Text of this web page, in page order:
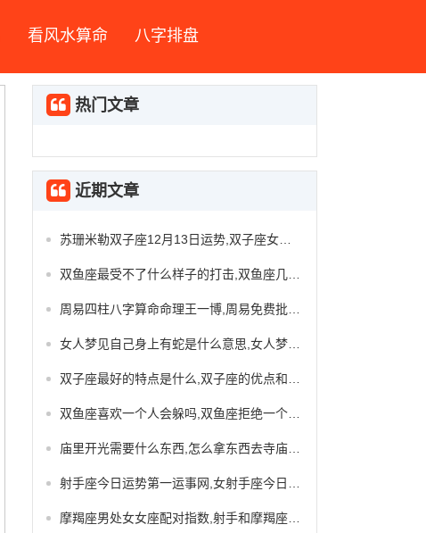
看风水算命 八字排盘
热门文章
近期文章